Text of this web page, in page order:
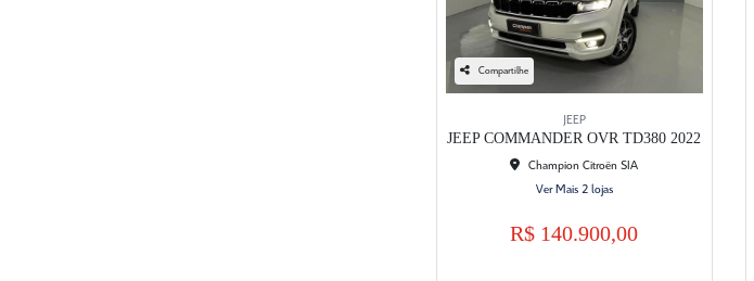
Compartilhe
JEEP
JEEP COMMANDER OVR TD380 2022
Champion Citroën SIA
Ver Mais 2 lojas
R$ 140.900,00